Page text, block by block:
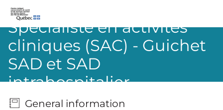
CIUSSS-du-Centre-Ouest-de-l’Île-de-Montréal
Spécialiste en activités
cliniques (SAC) - Guichet
SAD et SAD
intrahospitalier
General information